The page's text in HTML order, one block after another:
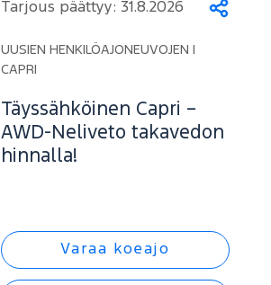
Jaa
Tarjous päättyy: 31.8.2026
UUSIEN HENKILÖAJONEUVOJEN |
CAPRI
Täyssähköinen Capri –
AWD-Neliveto takavedon
hinnalla!
Varaa koeajo